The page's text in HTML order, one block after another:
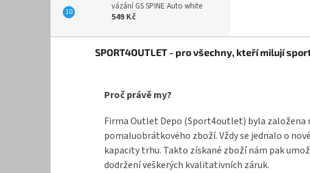
vázání GS SPINE Auto white
549 Kč
SPORT4OUTLET - pro všechny, kteří milují
Proč právě my?
Firma Outlet Depo (Sport4outlet) byla založena
pomaluobrátkového zboží. Vždy se jednalo o
kapacity trhu. Takto získané zboží nám pak
dodržení veškerých kvalitativních záruk.